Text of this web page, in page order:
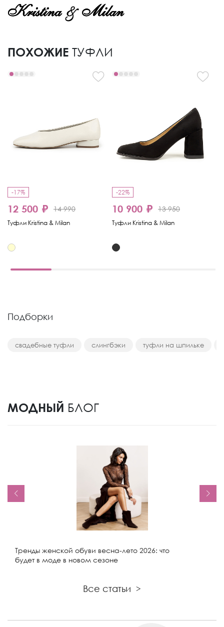
ПОХОЖИЕ ТУФЛИ
-17%
12 500 ₽ 14 990
Туфли Kristina & Milan
-22%
10 900 ₽ 13 950
Туфли Kristina & Milan
Подборки
свадебные туфли слингбэки туфли на шпильке
МОДНЫЙ БЛОГ
Тренды женской обуви весна-лето 2026: что
будет в моде в новом сезоне
Все статьи >